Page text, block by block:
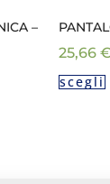
–
25,66 €
scegli